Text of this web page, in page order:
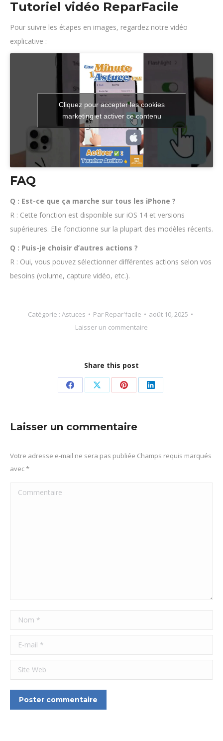
Tutoriel vidéo ReparFacile
Pour suivre les étapes en images, regardez notre vidéo
explicative :
Cliquez pour accepter les cookies
marketing et activer ce contenu
FAQ
Q : Est-ce que ça marche sur tous les iPhone ?
R : Cette fonction est disponible sur iOS 14 et versions
supérieures. Elle fonctionne sur la plupart des modèles récents.
Q : Puis-je choisir d’autres actions ?
R : Oui, vous pouvez sélectionner différentes actions selon vos
besoins (volume, capture vidéo, etc.).
Catégorie : Astuces Par Repar'facile
août 10, 2025
Laisser un commentaire
Share this post
PartagerPartagerPartager
Pinterest
Partager
Laisser un commentaire
Votre adresse e-mail ne sera pas publiée Champs requis marqués
avec*
Commentaire
Nom *
E-mail *
Site Web
Poster commentaire